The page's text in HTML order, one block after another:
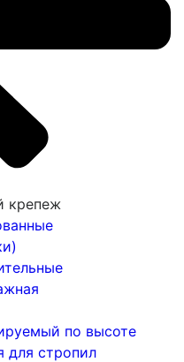
крепеж
по высоте
для стропил